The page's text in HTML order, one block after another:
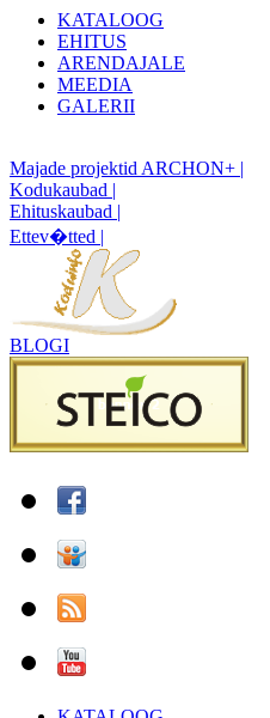
KATALOOG
EHITUS
ARENDAJALE
MEEDIA
GALERII
Majade projektid ARCHON+ |
Kodukaubad |
Ehituskaubad |
Ettev�tted |
BLOGI